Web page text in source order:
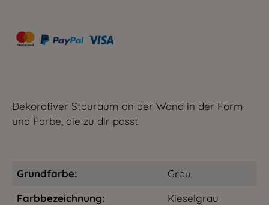
Dekorativer Stauraum an der Wand in der Form
und Farbe, die zu dir passt.
Grundfarbe:
Grau
Farbbezeichnung:
Kieselgrau